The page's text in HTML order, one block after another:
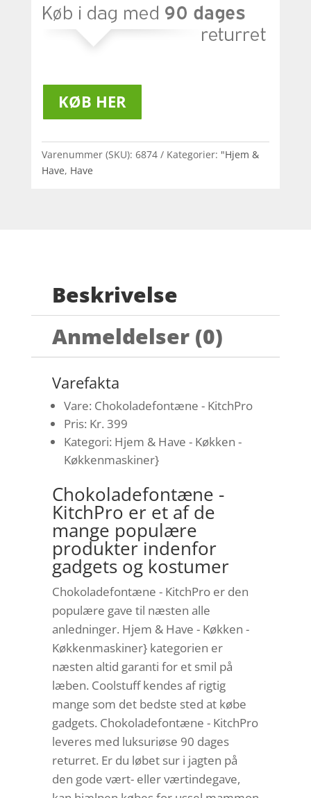
KØB HER
Varenummer (SKU): 6874 Kategorier: "Hjem &
Have, Have
Beskrivelse
Anmeldelser (0)
Varefakta
Vare: Chokoladefontæne - KitchPro
Pris: Kr. 399
Kategori: Hjem & Have - Køkken -
Køkkenmaskiner}
Chokoladefontæne -
KitchPro er et af de
mange populære
produkter indenfor
gadgets og kostumer
Chokoladefontæne - KitchPro er den
populære gave til næsten alle
anledninger. Hjem & Have - Køkken -
Køkkenmaskiner} kategorien er
næsten altid garanti for et smil på
læben. Coolstuff kendes af rigtig
mange som det bedste sted at købe
gadgets. Chokoladefontæne - KitchPro
leveres med luksuriøse 90 dages
returret. Er du løbet sur i jagten på
den gode vært- eller værtindegave,